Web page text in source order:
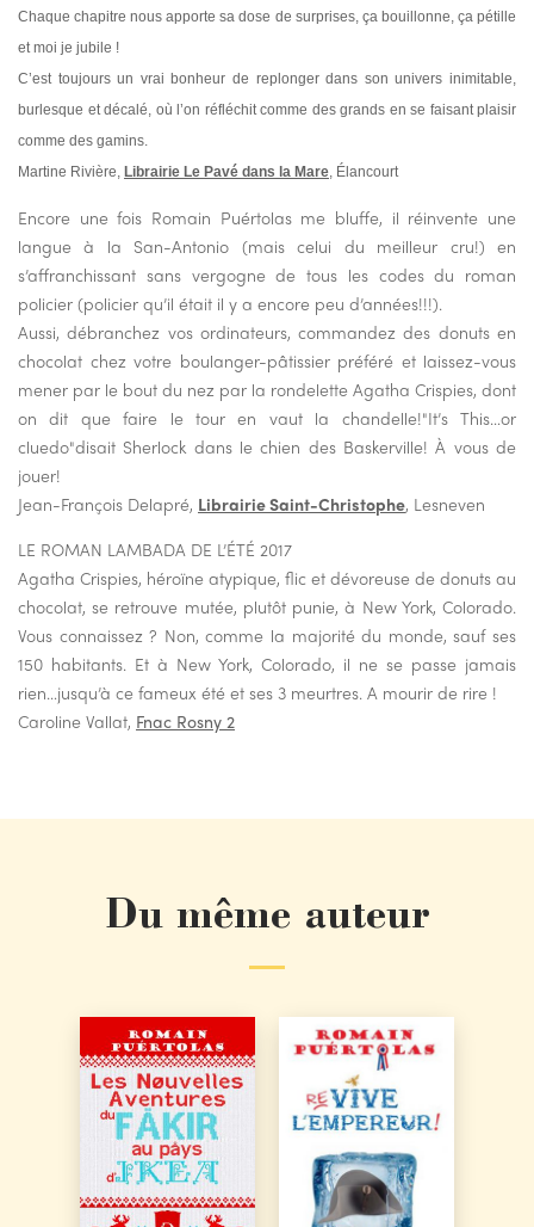
Chaque chapitre nous apporte sa dose de surprises, ça bouillonne, ça pétille
et moi je jubile !
C’est toujours un vrai bonheur de replonger dans son univers inimitable,
burlesque et décalé, où l’on réfléchit comme des grands en se faisant plaisir
comme des gamins.
Martine Rivière, Librairie Le Pavé dans la Mare, Élancourt
Encore une fois Romain Puértolas me bluffe, il réinvente une
langue à la San-Antonio (mais celui du meilleur cru!) en
s’affranchissant sans vergogne de tous les codes du roman
policier (policier qu’il était il y a encore peu d’années!!!).
Aussi, débranchez vos ordinateurs, commandez des donuts en
chocolat chez votre boulanger-pâtissier préféré et laissez-vous
mener par le bout du nez par la rondelette Agatha Crispies, dont
on dit que faire le tour en vaut la chandelle!"It’s This…or
cluedo"disait Sherlock dans le chien des Baskerville! À vous de
jouer!
Jean-François Delapré, Librairie Saint-Christophe, Lesneven
LE ROMAN LAMBADA DE L’ÉTÉ 2017
Agatha Crispies, héroïne atypique, flic et dévoreuse de donuts au
chocolat, se retrouve mutée, plutôt punie, à New York, Colorado.
Vous connaissez ? Non, comme la majorité du monde, sauf ses
150 habitants. Et à New York, Colorado, il ne se passe jamais
rien…jusqu’à ce fameux été et ses 3 meurtres. A mourir de rire !
Caroline Vallat, Fnac Rosny 2
Du même auteur